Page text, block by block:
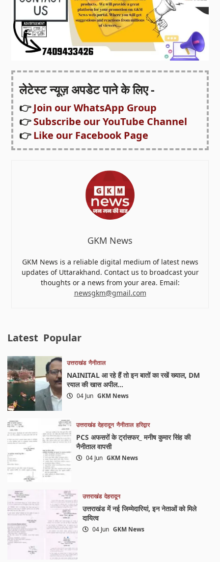
लेटेस्ट न्यूज़ अपडेट पाने के लिए -
👉Join our WhatsApp Group
👉Subscribe our YouTube Channel
👉Like our Facebook Page
GKM News
GKM News is a reliable digital medium of latest news
updates of Uttarakhand. Contact us to broadcast your
thoughts or a news from your area. Email:
newsgkm@gmail.com
Latest Popular
उत्तराखंड नैनीताल
NAINITAL आ रहे हैं तो इन बातों का रखें ख्याल, DM
रयाल की खास अपील…
04 Jun GKM News
उत्तराखंड देहरादून नैनीताल हरिद्वार
PCS अफसरों के ट्रांसफर_ मनीष कुमार सिंह की
नैनीताल वापसी
04 Jun GKM News
उत्तराखंड देहरादून
उत्तराखंड में नई जिम्मेदारियां, इन नेताओं को मिले
दायित्व
04 Jun GKM News